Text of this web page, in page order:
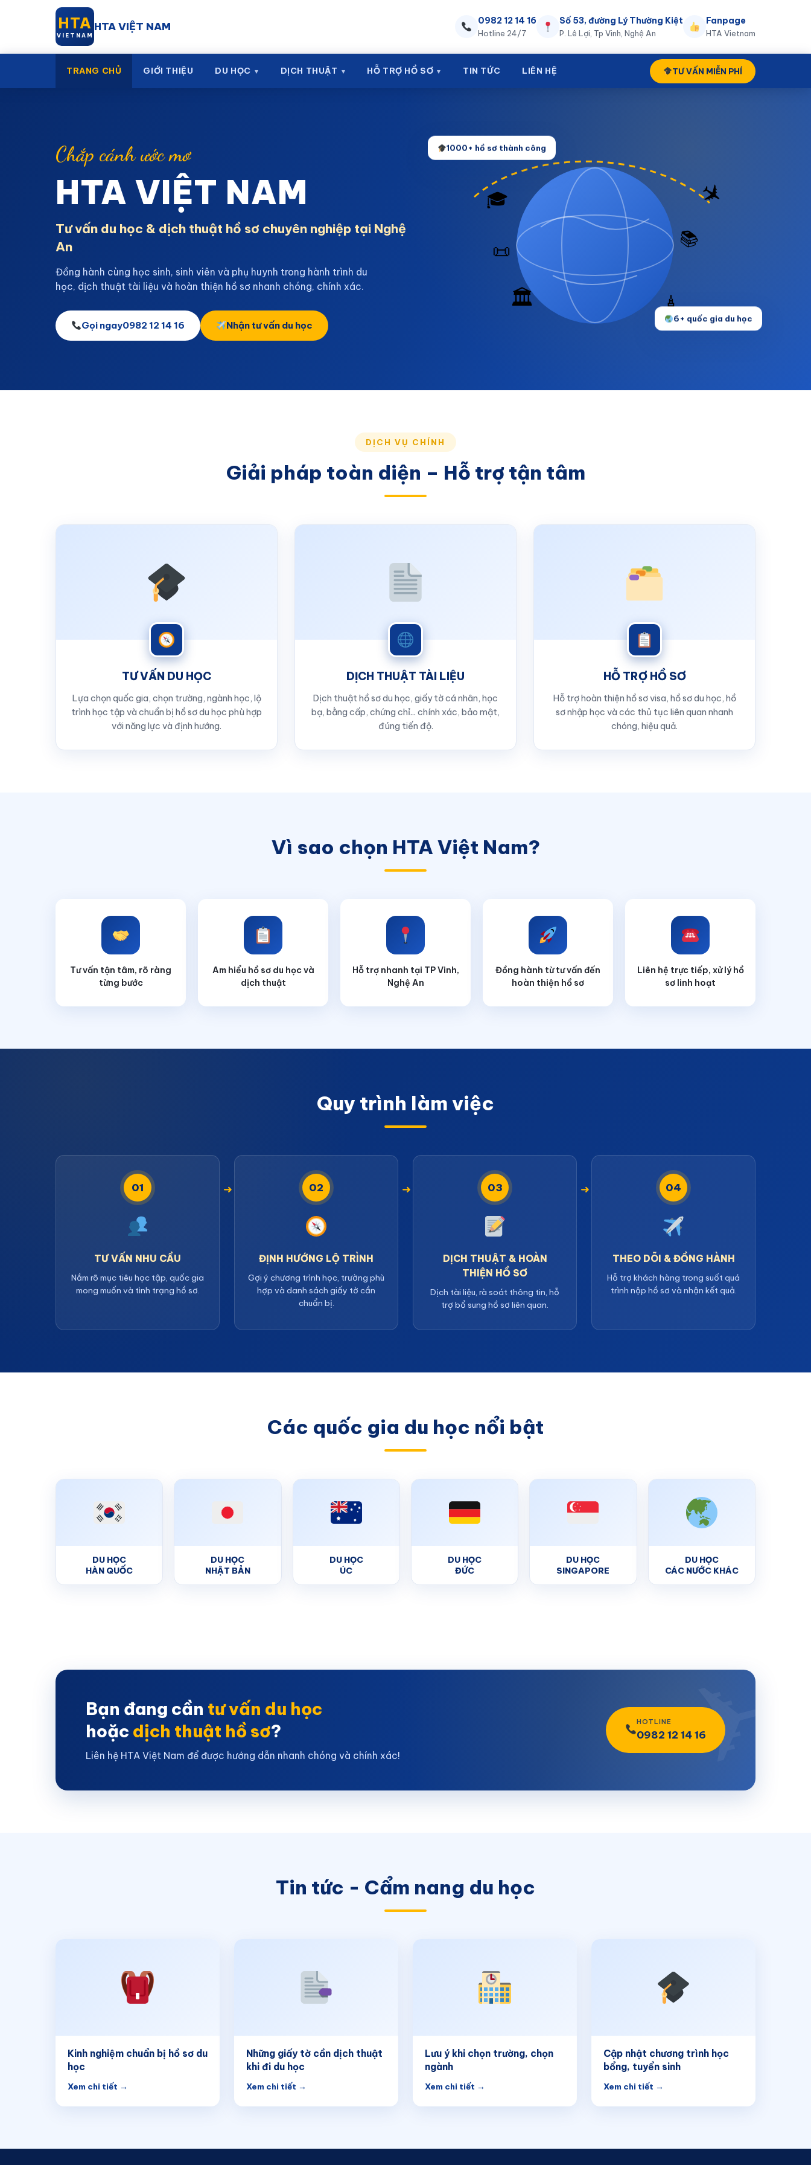
HTA
VIETNAM
HTA VIỆT NAM 0982 12 14 16
Hotline 24/7
Số 53, đường Lý Thường Kiệt
P. Lê Lợi, Tp Vinh, Nghệ An
Fanpage
HTA Vietnam
TRANG CHỦ GIỚI THIỆU DU HỌC DỊCH THUẬT HỖ TRỢ HỒ SƠ TIN TỨC LIÊN HỆ TƯ VẤN MIỄN PHÍ
Chắp cánh ước mơ
HTA VIỆT NAM
Tư vấn du học & dịch thuật hồ sơ chuyên nghiệp tại Nghệ
An
Đồng hành cùng học sinh, sinh viên và phụ huynh trong hành trình du
học, dịch thuật tài liệu và hoàn thiện hồ sơ nhanh chóng, chính xác.
Gọi ngay0982 12 14 16 Nhận tư vấn du học
✈️
🎓
🏛️ 🗼
📚
📜
1000+ hồ sơ thành công
6+ quốc gia du học
DỊCH VỤ CHÍNH
Giải pháp toàn diện – Hỗ trợ tận tâm
TƯ VẤN DU HỌC
Lựa chọn quốc gia, chọn trường, ngành học, lộ
trình học tập và chuẩn bị hồ sơ du học phù hợp
với năng lực và định hướng.
DỊCH THUẬT TÀI LIỆU
Dịch thuật hồ sơ du học, giấy tờ cá nhân, học
bạ, bằng cấp, chứng chỉ... chính xác, bảo mật,
đúng tiến độ.
HỖ TRỢ HỒ SƠ
Hỗ trợ hoàn thiện hồ sơ visa, hồ sơ du học, hồ
sơ nhập học và các thủ tục liên quan nhanh
chóng, hiệu quả.
Vì sao chọn HTA Việt Nam?
Tư vấn tận tâm, rõ ràng
từng bước
Am hiểu hồ sơ du học và
dịch thuật
Hỗ trợ nhanh tại TP Vinh,
Nghệ An
Đồng hành từ tư vấn đến
hoàn thiện hồ sơ
Liên hệ trực tiếp, xử lý hồ
sơ linh hoạt
Quy trình làm việc
01
TƯ VẤN NHU CẦU
Nắm rõ mục tiêu học tập, quốc gia
mong muốn và tình trạng hồ sơ.
02
ĐỊNH HƯỚNG LỘ TRÌNH
Gợi ý chương trình học, trường phù
hợp và danh sách giấy tờ cần
chuẩn bị.
03
DỊCH THUẬT & HOÀN
THIỆN HỒ SƠ
Dịch tài liệu, rà soát thông tin, hỗ
trợ bổ sung hồ sơ liên quan.
04
THEO DÕI & ĐỒNG HÀNH
Hỗ trợ khách hàng trong suốt quá
trình nộp hồ sơ và nhận kết quả.
Các quốc gia du học nổi bật
DU HỌC
HÀN QUỐC
DU HỌC
NHẬT BẢN
DU HỌC
ÚC
DU HỌC
ĐỨC
DU HỌC
SINGAPORE
DU HỌC
CÁC NƯỚC KHÁC
Bạn đang cần tư vấn du học
hoặc dịch thuật hồ sơ?
Liên hệ HTA Việt Nam để được hướng dẫn nhanh chóng và chính xác!
HOTLINE
0982 12 14 16
Tin tức - Cẩm nang du học
Kinh nghiệm chuẩn bị hồ sơ du
học
Xem chi tiết →
Những giấy tờ cần dịch thuật
khi đi du học
Xem chi tiết →
Lưu ý khi chọn trường, chọn
ngành
Xem chi tiết →
Cập nhật chương trình học
bổng, tuyển sinh
Xem chi tiết →